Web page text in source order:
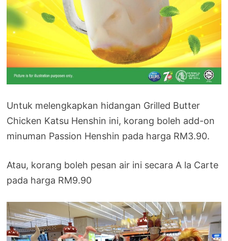
Untuk melengkapkan hidangan Grilled Butter
Chicken Katsu Henshin ini, korang boleh add-on
minuman Passion Henshin pada harga RM3.90.
Atau, korang boleh pesan air ini secara A la Carte
pada harga RM9.90